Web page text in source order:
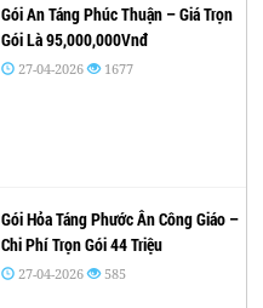
Gói An Táng Phúc Thuận – Giá Trọn
Gói Là 95,000,000Vnđ
27-04-2026 1677
Gói Hỏa Táng Phước Ân Công Giáo –
Chi Phí Trọn Gói 44 Triệu
27-04-2026 585